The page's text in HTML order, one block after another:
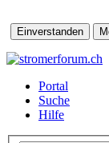
Portal
Suche
Hilfe